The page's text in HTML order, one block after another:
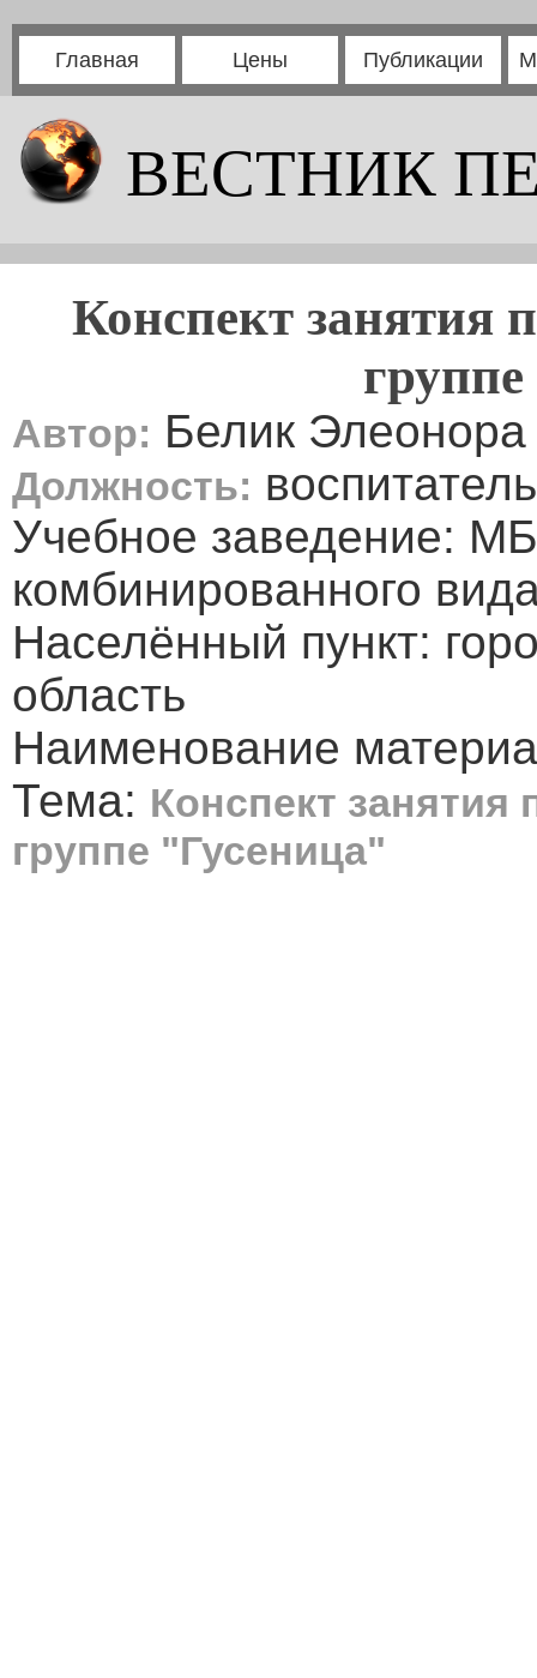
Главная Цены Публикации
ВЕСТНИК
Конспект занятия
Автор: Белик
Должность: воспитатель
Учебное заведение:
комбинированного
Населённый пункт:
область
Наименование
Тема: Конспект
группе "Гусеница"